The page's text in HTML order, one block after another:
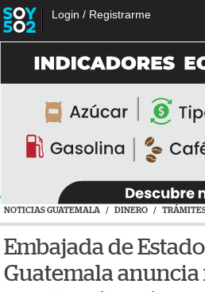
Login / Registrarme
NOTICIAS GUATEMALA / DINERO /
Embajada de
Guatemala